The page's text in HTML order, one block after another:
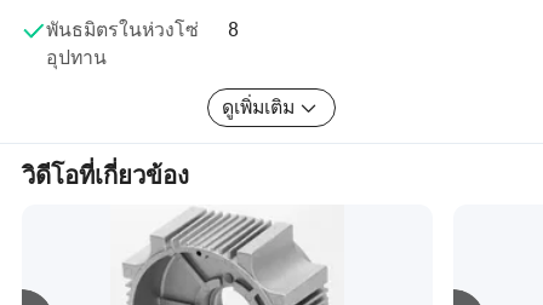
ด้านความปลอดภัยจากการรั่วไหลและรับประกันวงจรการส่ง
มอบ
บริษัทมีลูกค้าในอุตสาหกรรม 20 รายในปี 80 ถึง 100 รายโดย
มีลูกค้าเป็นจำนวนมากถึง 40% ที่เป็นบริษัทที่มีชื่อเสียงใน
อุตสาหกรรมเดียวกัน เรามีระบบการจัดการทางวิทยาศาสตร์
ที่สมบูรณ์แบบในอุตสาหกรรมนี้และมีเงื่อนไขที่จะปรับปรุง
ด้วยรากฐานทางเทคนิคที่แข็งแกร่งและระบบการจัดการทาง
วิทยาศาสตร์ที่เข้มงวดเกินความพึงพอใจของลูกค้าทำให้
ลูกค้ารู้สึกสบายใจเมื่อได้ทำงานร่วมกันและสะดวกยิ่งขึ้น
พันธมิตรในห่วงโซ่
อุปทาน
8
ดูเพิ่มเติม
วิดีโอที่เกี่ยวข้อง